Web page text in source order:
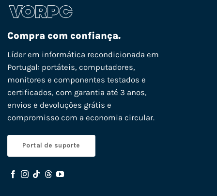
Compra com confiança.
Líder em informática recondicionada em
Portugal: portáteis, computadores,
monitores e componentes testados e
certificados, com garantia até 3 anos,
envios e devoluções grátis e
compromisso com a economia circular.
Portal de suporte